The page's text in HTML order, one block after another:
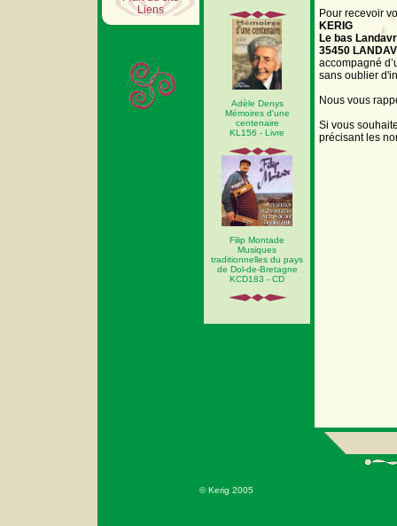
Liens
Adèle Denys
Mémoires d'une
centenaire
KL156 - Livre
Filip Montade
Musiques
traditionnelles du pays
de Dol-de-Bretagne
KCD183 - CD
Pour recevoir
KERIG
Le bas
35450
accompagné
sans oublier
Nous vous
Si vous
précisant les
© Kerig 2005